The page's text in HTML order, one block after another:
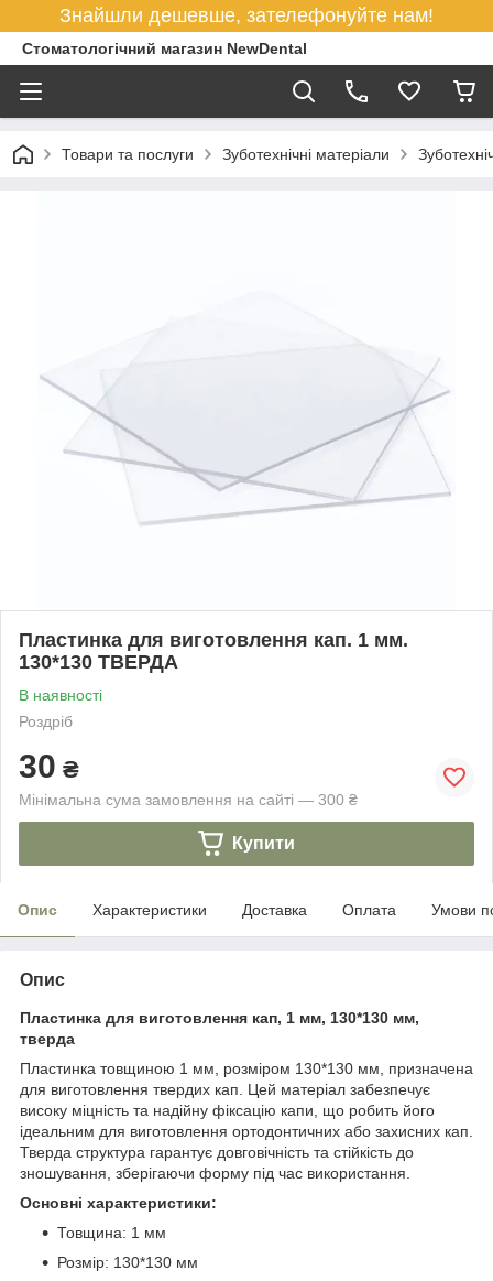
Знайшли дешевше, зателефонуйте нам!
Стоматологічний магазин NewDental
Товари та послуги Зуботехнічні матеріали
Пластинка для виготовлення кап. 1 мм.
130*130 ТВЕРДА
В наявності
Роздріб
30 ₴
Мінімальна сума замовлення на сайті — 300 ₴
Купити
Опис Характеристики Доставка Оплата Умови
Опис
Пластинка для виготовлення кап, 1 мм, 130*130 мм,
тверда
Пластинка товщиною 1 мм, розміром 130*130 мм, призначена
для виготовлення твердих кап. Цей матеріал забезпечує
високу міцність та надійну фіксацію капи, що робить його
ідеальним для виготовлення ортодонтичних або захисних кап.
Тверда структура гарантує довговічність та стійкість до
зношування, зберігаючи форму під час використання.
Основні характеристики:
Товщина: 1 мм
Розмір: 130*130 мм